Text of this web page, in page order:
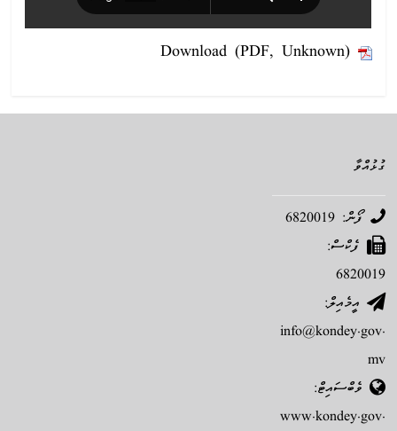
Download (PDF, Unknown)
ގުޅުއްވާ
ފޯން: 6820019
ފެކްސް:
6820019
އީމެއިލް:
info@kondey.gov.
mv
ވެބްސައިޓް:
www.kondey.gov.